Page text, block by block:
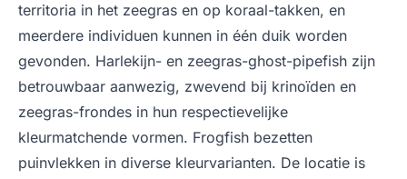
territoria in het zeegras en op koraal-takken, en
meerdere individuen kunnen in één duik worden
gevonden. Harlekijn- en zeegras-ghost-pipefish zijn
betrouwbaar aanwezig, zwevend bij krinoïden en
zeegras-frondes in hun respectievelijke
kleurmatchende vormen. Frogfish bezetten
puinvlekken in diverse kleurvarianten. De locatie is